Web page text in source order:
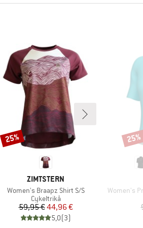
VARUMÄRKE
ZIMTSTERN
Produkter
Women's Braapz Shirt S/S
Produktgrupp
Cykeltrikå
Pris
59,95 €Reducerat pris
44,96 €
5,0(3)
Rabatt
25%
Produkter
Women's
25%